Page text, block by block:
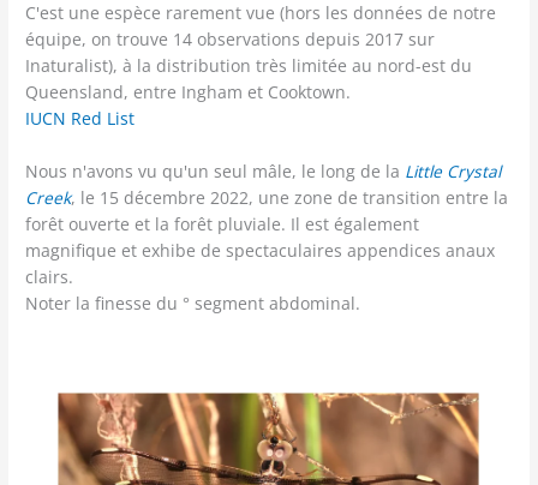
C'est une espèce rarement vue (hors les données de notre
équipe, on trouve 14 observations depuis 2017 sur
Inaturalist), à la distribution très limitée au nord-est du
Queensland, entre Ingham et Cooktown.
IUCN Red List
Nous n'avons vu qu'un seul mâle, le long de la Little Crystal
Creek, le 15 décembre 2022, une zone de transition entre la
forêt ouverte et la forêt pluviale. Il est également
magnifique et exhibe de spectaculaires appendices anaux
clairs.
Noter la finesse du ° segment abdominal.